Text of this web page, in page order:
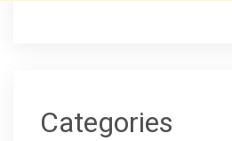
Categories